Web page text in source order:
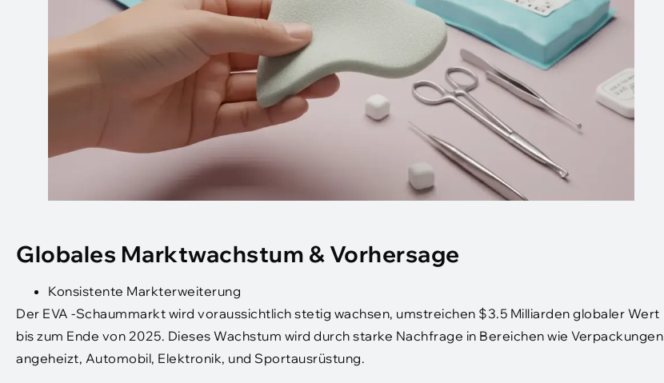
Globales Marktwachstum & Vorhersage
Konsistente Markterweiterung
Der EVA -Schaummarkt wird voraussichtlich stetig wachsen, umstreichen $3.5 Milliarden globaler Wert
bis zum Ende von 2025. Dieses Wachstum wird durch starke Nachfrage in Bereichen wie Verpackungen
angeheizt, Automobil, Elektronik, und Sportausrüstung.